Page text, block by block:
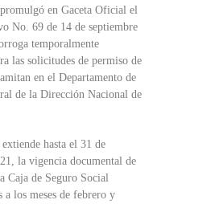
en Gaceta Oficial el
No. 69 de 14 de septiembre
temporalmente
las solicitudes de permiso de
en el Departamento de
de la Dirección Nacional de
hasta el 31 de
la vigencia documental de
Caja de Seguro Social
a los meses de febrero y